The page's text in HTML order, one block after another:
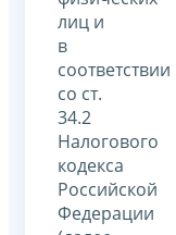
лиц и
в
соответствии
со ст.
34.2
Налогового
кодекса
Российской
Федерации